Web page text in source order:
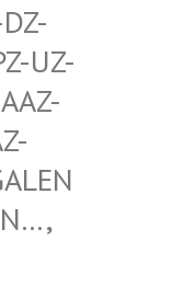
OZ-
TZ-
MIN